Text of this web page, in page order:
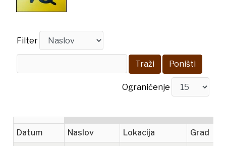
Filter
Traži Poništi
Ograničenje
Datum Naslov Lokacija
Grad